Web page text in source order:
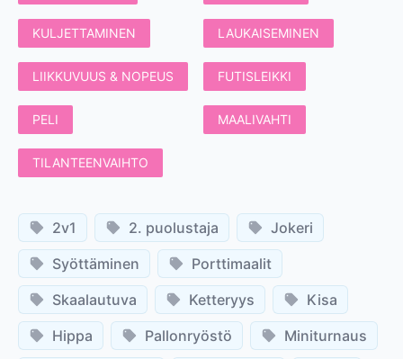
KULJETTAMINEN LAUKAISEMINEN
LIIKKUVUUS & NOPEUS FUTISLEIKKI
PELI MAALIVAHTI
TILANTEENVAIHTO
2v1 2. puolustaja
Jokeri
Syöttäminen
Porttimaalit
Skaalautuva
Ketteryys
Kisa
Hippa
Pallonryöstö
Miniturnaus